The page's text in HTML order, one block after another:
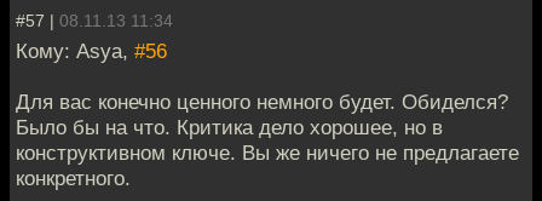
#57 | 08.11.13 11:34
Кому: Asya, #56
Для вас конечно ценного немного будет. Обиделся?
Было бы на что. Критика дело хорошее, но в
конструктивном ключе. Вы же ничего не предлагаете
конкретного.